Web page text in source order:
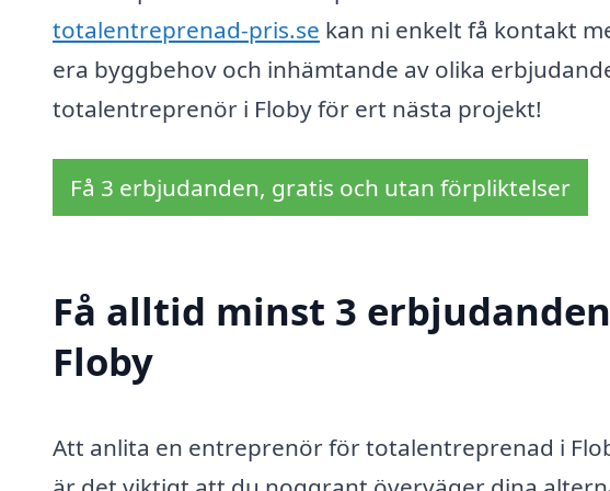
totalentreprenad-pris.se kan ni enkelt få kontakt
era byggbehov och inhämtande av olika
totalentreprenör i Floby för ert nästa projekt!
Få 3 erbjudanden, gratis och utan förpliktelser
Få alltid minst 3
Floby
Att anlita en entreprenör för totalentreprenad i